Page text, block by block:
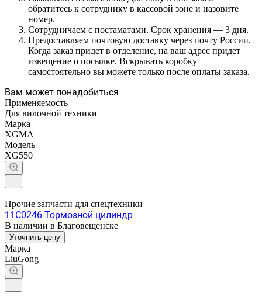
обратитесь к сотруднику в кассовой зоне и назовите
номер.
Сотрудничаем с постаматами. Срок хранения — 3 дня.
Предоставляем почтовую доставку через почту России.
Когда заказ придет в отделение, на ваш адрес придет
извещение о посылке. Вскрывать коробку
самостоятельно вы можете только после оплаты заказа.
Вам может понадобиться
Применяемость
Для вилочной техники
Марка
XGMA
Модель
XG550
Прочие запчасти для спецтехники
11C0246 Тормозной цилиндр
В наличии в Благовещенске
Уточнить цену
Марка
LiuGong